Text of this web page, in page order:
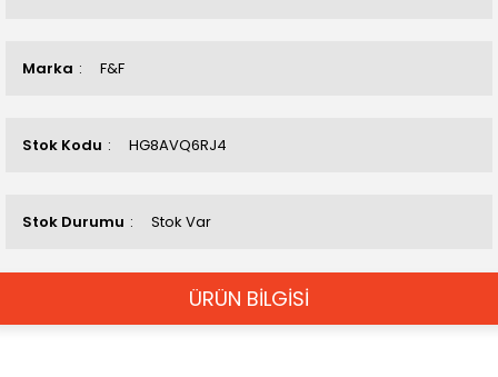
Marka F&F
Stok Kodu HG8AVQ6RJ4
Stok Durumu Stok Var
ÜRÜN BİLGİSİ